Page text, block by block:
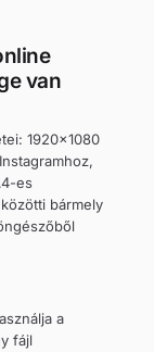
van
1920×1080
es
bármely
a
fájl